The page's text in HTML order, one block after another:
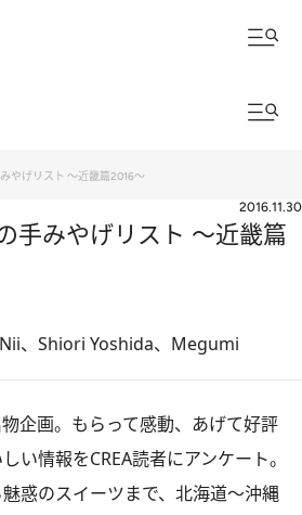
やげリスト ～近畿篇2016～
2016.11.30
手みやげリスト ～近畿篇
、Shiori Yoshida、Megumi
企画。もらって感動、あげて好評
い情報をCREA読者にアンケート。
惑のスイーツまで、北海道～沖縄